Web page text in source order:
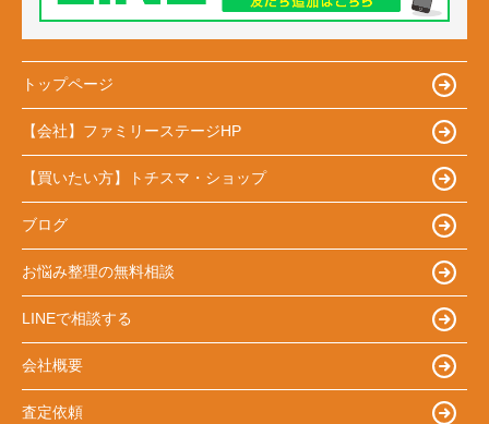
トップページ
【会社】ファミリーステージHP
【買いたい方】トチスマ・ショップ
ブログ
お悩み整理の無料相談
LINEで相談する
会社概要
査定依頼